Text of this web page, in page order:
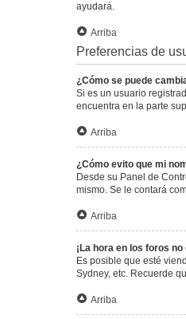
ayudará.
Arriba
Preferencias de
¿Cómo se puede
Si es un usuario
encuentra en la parte
Arriba
¿Cómo evito que mi
Desde su Panel de
mismo. Se le contará
Arriba
¡La hora en los foros
Es posible que esté
Sydney, etc. Recuerde
Arriba